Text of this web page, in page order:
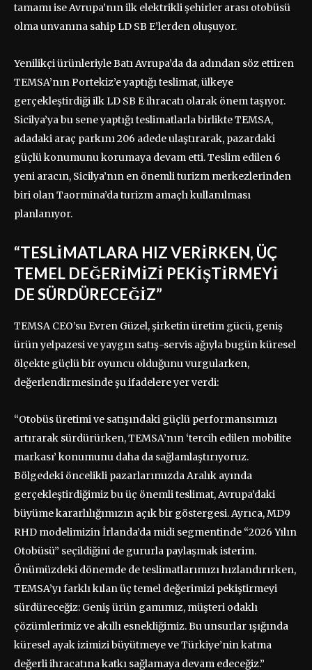
tamamı ise Avrupa’nın ilk elektrikli şehirler arası otobüsü
olma unvanına sahip LD SB E’lerden oluşuyor.
Yenilikçi ürünleriyle Batı Avrupa’da da adından söz ettiren
TEMSA’nın Portekiz’e yaptığı teslimat, ülkeye
gerçekleştirdiği ilk LD SB E ihracatı olarak önem taşıyor.
Sicilya’ya bu sene yaptığı teslimatlarla birlikte TEMSA,
adadaki araç parkını 206 adede ulaştırarak, pazardaki
güçlü konumunu korumaya devam etti. Teslim edilen 6
yeni aracın, Sicilya’nın en önemli turizm merkezlerinden
biri olan Taormina’da turizm amaçlı kullanılması
planlanıyor.
“TESLİMATLARA HIZ VERİRKEN, ÜÇ
TEMEL DEĞERİMİZİ PEKİŞTİRMEYİ
DE SÜRDÜRECEĞİZ”
TEMSA CEO’su Evren Güzel, şirketin üretim gücü, geniş
ürün yelpazesi ve yaygın satış-servis ağıyla bugün küresel
ölçekte güçlü bir oyuncu olduğunu vurgularken,
değerlendirmesinde şu ifadelere yer verdi:
“Otobüs üretimi ve satışındaki güçlü performansımızı
artırarak sürdürürken, TEMSA’nın ‘tercih edilen mobilite
markası’ konumunu daha da sağlamlaştırıyoruz.
Bölgedeki öncelikli pazarlarımızda Aralık ayında
gerçekleştirdiğimiz bu üç önemli teslimat, Avrupa’daki
büyüme kararlılığımızın açık bir göstergesi. Ayrıca, MD9
RHD modelimizin İrlanda’da midi segmentinde “2026 Yılın
Otobüsü” seçildiğini de gururla paylaşmak isterim.
Önümüzdeki dönemde de teslimatlarımızı hızlandırırken,
TEMSA’yı farklı kılan üç temel değerimizi pekiştirmeyi
sürdüreceğiz: Geniş ürün gamımız, müşteri odaklı
çözümlerimiz ve akıllı esnekliğimiz. Bu unsurlar ışığında
küresel ayak izimizi büyütmeye ve Türkiye’nin katma
değerli ihracatına katkı sağlamaya devam edeceğiz.”